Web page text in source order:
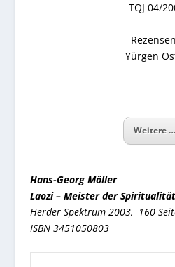
TQJ 04/
Yürgen
Weitere …
Hans-Georg Möller
Laozi – Meister der Spiritualität
Herder Spektrum 2003, 160
ISBN 3451050803